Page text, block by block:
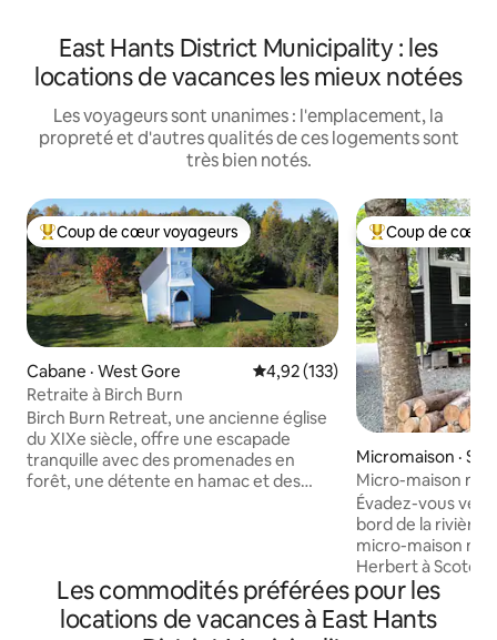
East Hants District Municipality : les
locations de vacances les mieux notées
Les voyageurs sont unanimes : l'emplacement, la
propreté et d'autres qualités de ces logements sont
très bien notés.
Coup de cœur voyageurs parmi les plus aimés
Coup de cœur voyageurs
Cabane · West Gore Note moyenne de 4,92 sur 5,
4,92 (133)
Retraite à Birch Burn
Birch Burn Retreat, une ancienne église
du XIXe siècle, offre une escapade
tranquille avec des promenades en
forêt, une détente en hamac et des
comprennent des lits doubles/queen
pour quatre adultes ou une grande
famille avec des lits de camp. Les
Coup de cœur
Coup de cœur
Micromaison ·
Micro-maison
flanc de colline (4
Évadez-vous
bord de la rivière
micro-maison
Herbert à Scotch
Nouvelle-
de la tranquillité
accueillir 4
Les commodités préférées pour les
locations de vacances à East Hants